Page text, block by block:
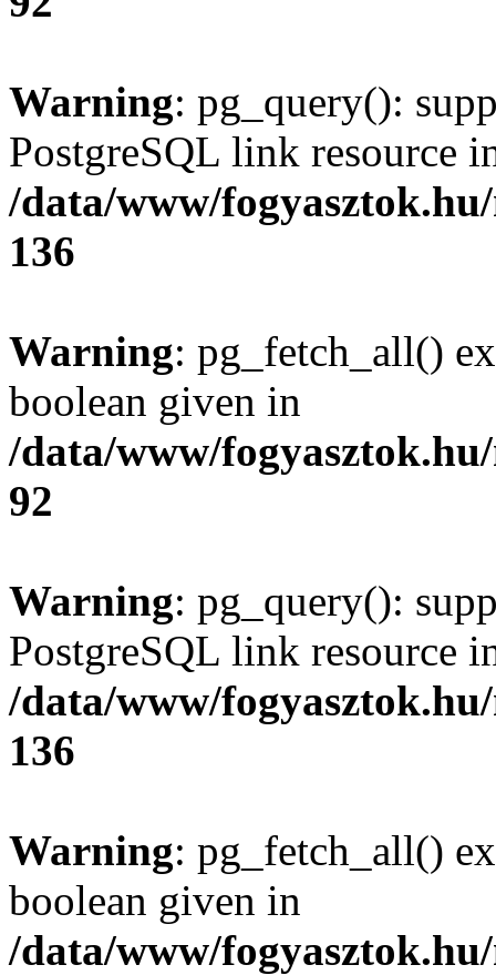
Warning: pg_query():
PostgreSQL link resource
/data/www/
136
Warning: pg_fetch_all()
boolean given in
/data/www/
92
Warning: pg_query():
PostgreSQL link resource
/data/www/
136
Warning: pg_fetch_all()
boolean given in
/data/www/